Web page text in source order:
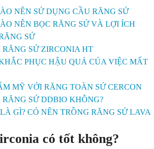
NÊN SỬ DỤNG CẦU RĂNG SỨ
NÊN BỌC RĂNG SỨ VÀ LỢI ÍCH
SỨ
SỨ ZIRCONIA HT
PHỤC HẬU QUẢ CỦA VIỆC MẤT
MỸ VỚI RĂNG TOÀN SỨ CERCON
RĂNG SỨ DDBIO KHÔNG?
GÌ? CÓ NÊN TRỒNG RĂNG SỨ LAVA
có tốt không?